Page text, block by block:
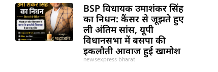
BSP विधायक उमाशंकर सिंह
का निधन: कैंसर से जूझते हुए
ली अंतिम सांस, यूपी
विधानसभा में बसपा की
इकलौती आवाज हुई खामोश
newsexpress bharat